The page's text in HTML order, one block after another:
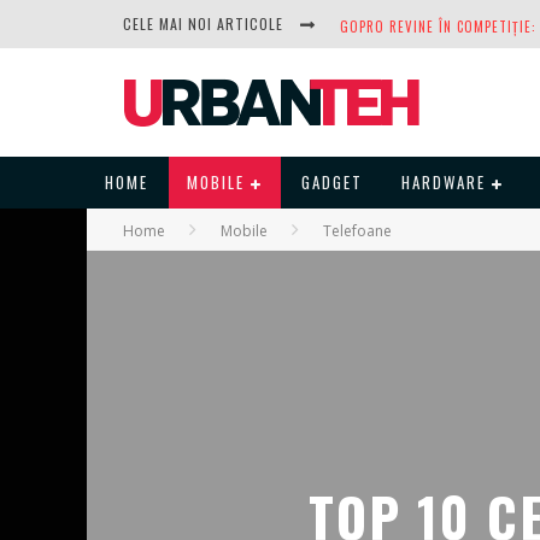
CELE MAI NOI ARTICOLE
HOME MOBILE GADGET HARDWARE
Home Mobile Telefoane
TOP 10